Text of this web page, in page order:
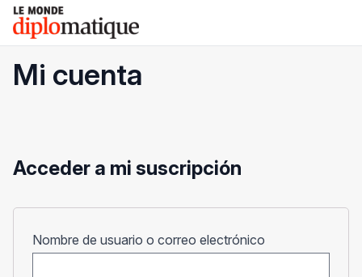
Skip
content
Le monde diplomatique
Mi cuenta
Acceder a mi suscripción
Nombre de usuario o correo electrónico